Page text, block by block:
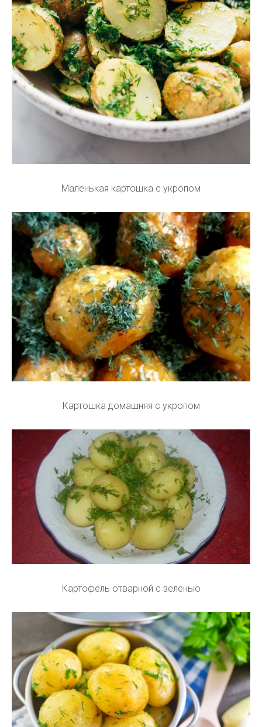
Маленькая картошка с укропом
Картошка домашняя с укропом
Картофель отварной с зеленью